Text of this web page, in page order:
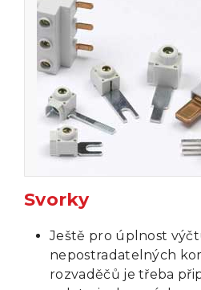
Svorky
Ještě pro úplnost
nepostradatelných
rozvaděčů je třeba